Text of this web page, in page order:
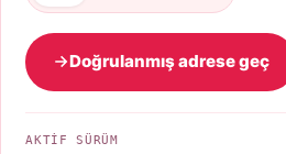
Doğrulanmış adrese geç
AKTIF SÜRÜM